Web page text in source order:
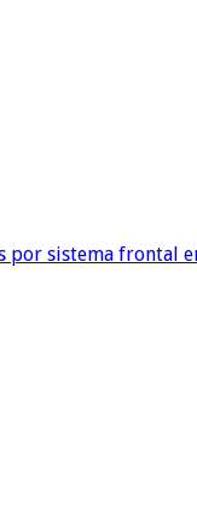
por sistema frontal